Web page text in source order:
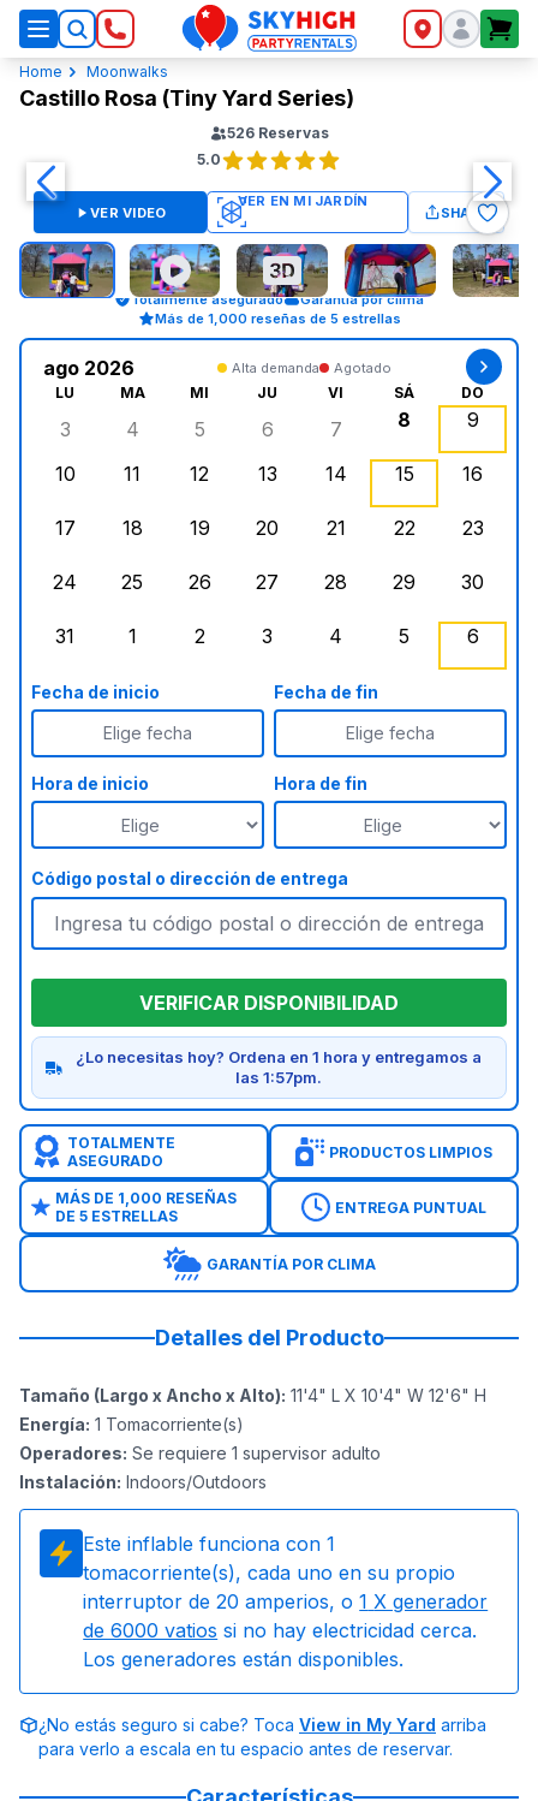
SkyHigh Logo
Home Moonwalks
Castillo Rosa (Tiny Yard Series)
526 Reservas
5.0
VER VIDEO SHARE
Totalmente asegurado
Garantía por clima
Más de 1,000 reseñas de 5 estrellas
ago 2026 Alta demanda Agotado
LU MA MI JU VI SÁ DO
lunes, agosto 3, 2026
3
martes, agosto 4, 2026
4
miércoles, agosto 5, 2026
5
jueves, agosto 6, 2026
6
viernes, agosto 7,
7
8
9
10
11
12
13
14
15
16
17
18
19
20
21
22
23
24
25
26
27
28
29
30
31
1
2
3
4
5
6
Fecha de inicio
Elige fecha
Fecha de fin
Elige fecha
Hora de inicio Hora de fin
Código postal o dirección de entrega
VERIFICAR DISPONIBILIDAD
¿Lo necesitas hoy? Ordena en 1 hora y entregamos a
las 1:57pm.
TOTALMENTE
ASEGURADO
PRODUCTOS LIMPIOS
MÁS DE 1,000 RESEÑAS
DE 5 ESTRELLAS
ENTREGA PUNTUAL
GARANTÍA POR CLIMA
Detalles del Producto
Tamaño (Largo x Ancho x Alto): 11'4" L X 10'4" W 12'6" H
Energía: 1 Tomacorriente(s)
Operadores: Se requiere 1 supervisor adulto
Instalación: Indoors/Outdoors
Este inflable funciona con 1
tomacorriente(s), cada uno en su propio
interruptor de 20 amperios, o 1 X generador
de 6000 vatios si no hay electricidad cerca.
Los generadores están disponibles.
¿No estás seguro si cabe? Toca View in My Yard arriba
para verlo a escala en tu espacio antes de reservar.